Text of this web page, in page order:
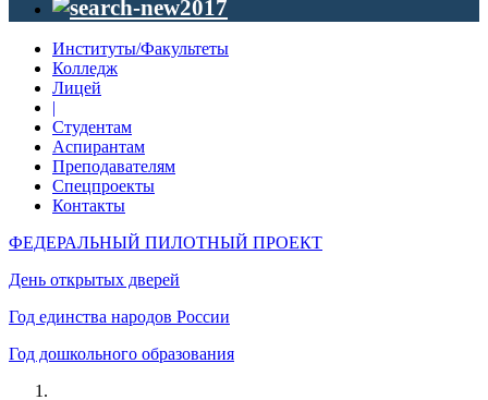
Институты/Факультеты
Колледж
Лицей
|
Студентам
Аспирантам
Преподавателям
Спецпроекты
Контакты
ФЕДЕРАЛЬНЫЙ ПИЛОТНЫЙ ПРОЕКТ
День открытых дверей
Год единства народов России
Год дошкольного образования